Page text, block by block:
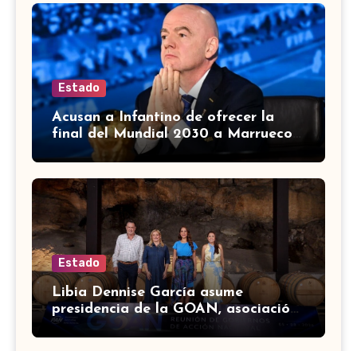
Estado
Acusan a Infantino de ofrecer la
final del Mundial 2030 a Marruecos
a cambio de apoyo
Estado
Libia Dennise García asume
presidencia de la GOAN, asociación
de gobernadores de Acción
Nacional